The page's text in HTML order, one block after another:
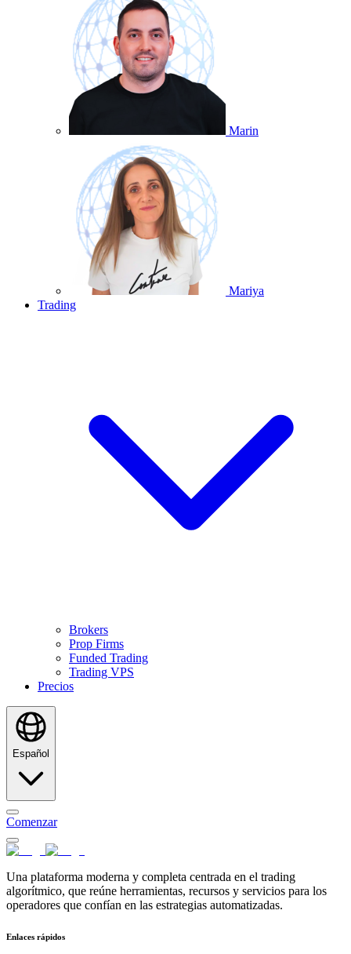
Marin
Mariya
Trading
Brokers
Prop Firms
Funded Trading
Trading VPS
Precios
Español
Comenzar
Una plataforma moderna y completa centrada en el trading
algorítmico, que reúne herramientas, recursos y servicios para los
operadores que confían en las estrategias automatizadas.
Enlaces rápidos